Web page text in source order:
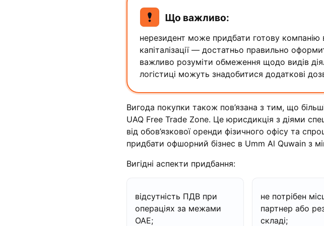
Що важливо:
нерезидент може придбати готову компанію
капіталізації — достатньо правильно
важливо розуміти обмеження щодо видів
логістиці можуть знадобитися додаткові
Вигода покупки також пов’язана з тим, що
UAQ Free Trade Zone. Це юрисдикція з діями
від обов’язкової оренди фізичного офісу та
придбати офшорний бізнес в Umm Al Quwain з
Вигідні аспекти придбання:
відсутність ПДВ при
операціях за межами
ОАЕ;
не потрібен
партнер або
складі;